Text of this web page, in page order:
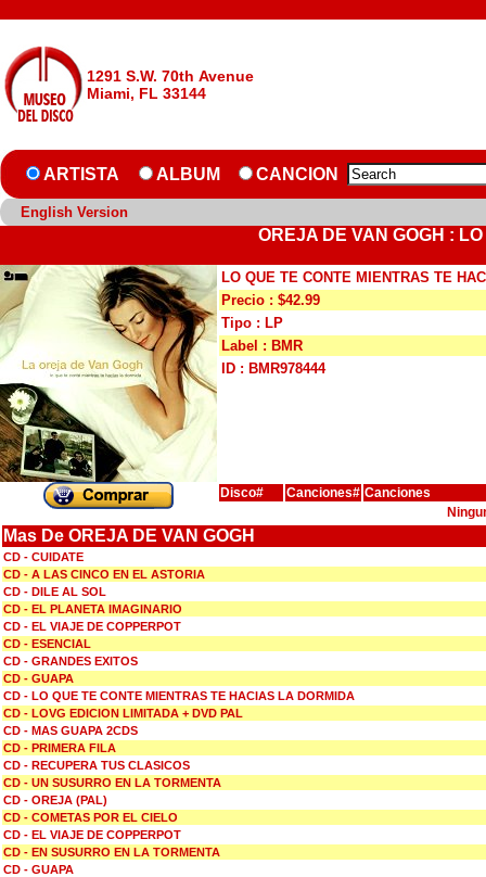
1291 S.W. 70th Avenue
Miami, FL 33144
ARTISTA ALBUM CANCION
English Version
OREJA DE VAN GOGH :
LO QUE TE CONTE MIENTRAS TE
Precio : $42.99
Tipo : LP
Label : BMR
ID : BMR978444
Disco# Canciones# Canciones
Mas De OREJA DE VAN GOGH
CD - CUIDATE
CD - A LAS CINCO EN EL ASTORIA
CD - DILE AL SOL
CD - EL PLANETA IMAGINARIO
CD - EL VIAJE DE COPPERPOT
CD - ESENCIAL
CD - GRANDES EXITOS
CD - GUAPA
CD - LO QUE TE CONTE MIENTRAS TE HACIAS LA DORMIDA
CD - LOVG EDICION LIMITADA + DVD PAL
CD - MAS GUAPA 2CDS
CD - PRIMERA FILA
CD - RECUPERA TUS CLASICOS
CD - UN SUSURRO EN LA TORMENTA
CD - OREJA (PAL)
CD - COMETAS POR EL CIELO
CD - EL VIAJE DE COPPERPOT
CD - EN SUSURRO EN LA TORMENTA
CD - GUAPA